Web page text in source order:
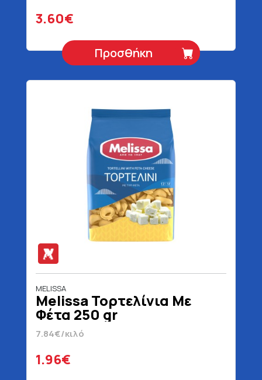
3.60€
Προσθήκη
MELISSA
Melissa Τορτελίνια Με
Φέτα 250 gr
7.84€/κιλό
1.96€